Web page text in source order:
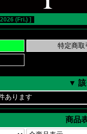
(Fri.) ]
▼ 該
あります
商品